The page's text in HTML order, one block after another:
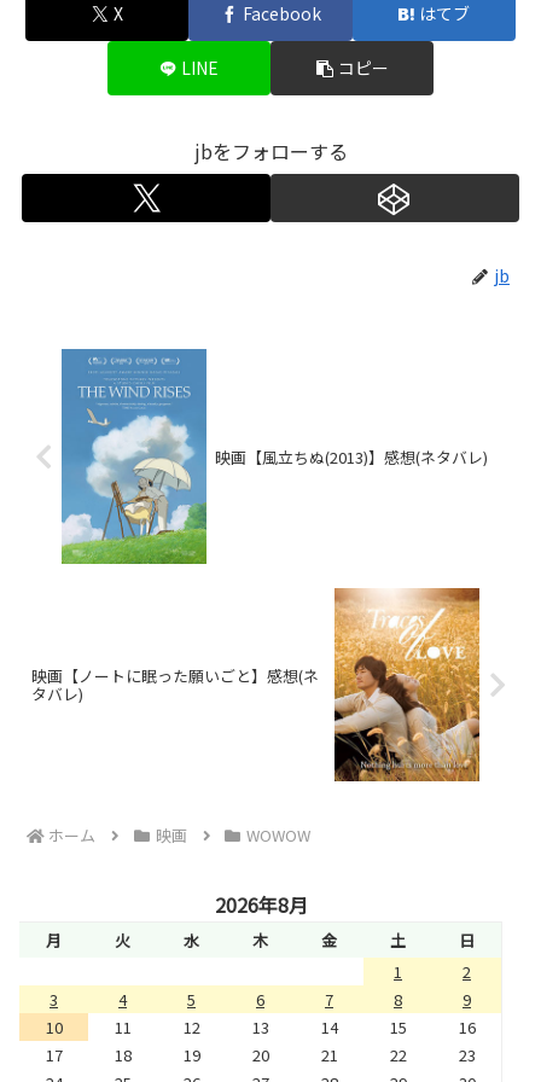
X Facebook はてブ
LINE コピー
jbをフォローする
jb
映画【風立ちぬ(2013)】感想(ネタバレ)
映画【ノートに眠った願いごと】感想(ネ
タバレ)
ホーム 映画 WOWOW
2026年8月
月 火 水 木 金 土
日
1
2
3
4 5 6 7 8
9
10
11 12 13 14 15
16
17
18 19 20 21 22
23